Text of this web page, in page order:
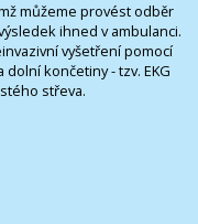
můžeme provést odběr
ihned v ambulanci.
vyšetření pomocí
končetiny - tzv. EKG
střeva.